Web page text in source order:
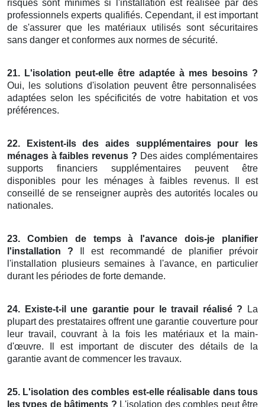
risques sont minimes si l'installation est réalisée par des
professionnels experts qualifiés. Cependant, il est important
de s'assurer que les matériaux utilisés sont sécuritaires
sans danger et conformes aux normes de sécurité.
21. L'isolation peut-elle être adaptée à mes besoins ?
Oui, les solutions d'isolation peuvent être personnalisées
adaptées selon les spécificités de votre habitation et vos
préférences.
22. Existent-ils des aides supplémentaires pour les
ménages à faibles revenus ? Des aides complémentaires
supports financiers supplémentaires peuvent être
disponibles pour les ménages à faibles revenus. Il est
conseillé de se renseigner auprès des autorités locales ou
nationales.
23. Combien de temps à l'avance dois-je planifier
l'installation ? Il est recommandé de planifier prévoir
l'installation plusieurs semaines à l'avance, en particulier
durant les périodes de forte demande.
24. Existe-t-il une garantie pour le travail réalisé ? La
plupart des prestataires offrent une garantie couverture pour
leur travail, couvrant à la fois les matériaux et la main-
d'œuvre. Il est important de discuter des détails de la
garantie avant de commencer les travaux.
25. L'isolation des combles est-elle réalisable dans tous
les types de bâtiments ? L'isolation des combles peut être